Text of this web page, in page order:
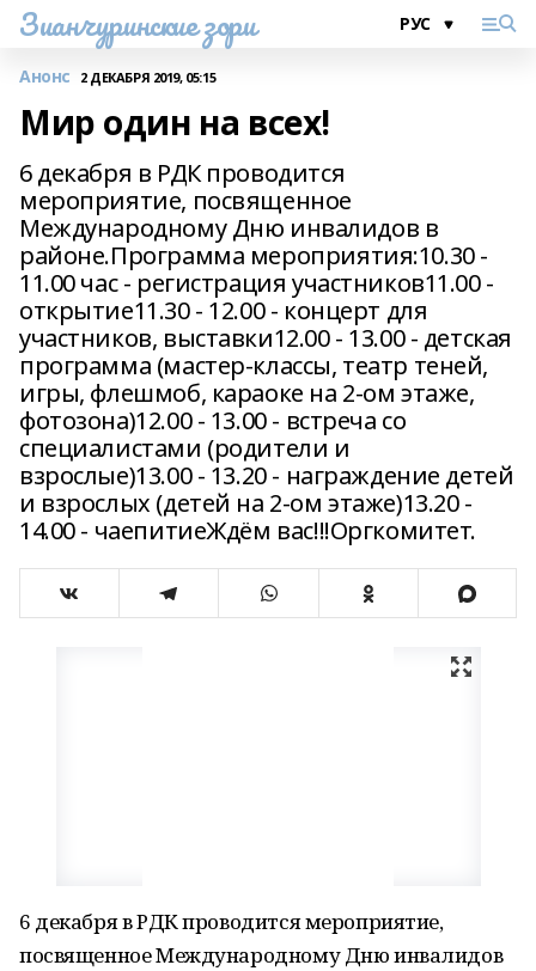
Зианчуринские зори
Анонс 2 ДЕКАБРЯ 2019, 05:15
Мир один на всех!
6 декабря в РДК проводится
мероприятие, посвященное
Международному Дню инвалидов в
районе.Программа мероприятия:10.30 -
11.00 час - регистрация участников11.00 -
открытие11.30 - 12.00 - концерт для
участников, выставки12.00 - 13.00 - детская
программа (мастер-классы, театр теней,
игры, флешмоб, караоке на 2-ом этаже,
фотозона)12.00 - 13.00 - встреча со
специалистами (родители и
взрослые)13.00 - 13.20 - награждение детей
и взрослых (детей на 2-ом этаже)13.20 -
14.00 - чаепитиеЖдём вас!!!Оргкомитет.
6 декабря в РДК проводится мероприятие,
посвященное Международному Дню инвалидов